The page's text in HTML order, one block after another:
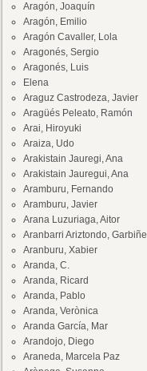
Aragón, Joaquín
Aragón, Emilio
Aragón Cavaller, Lola
Aragonés, Sergio
Aragonés, Luis
Elena
Araguz Castrodeza, Javier
Aragüés Peleato, Ramón
Arai, Hiroyuki
Araiza, Udo
Arakistain Jauregi, Ana
Arakistain Jauregui, Ana
Aramburu, Fernando
Aramburu, Javier
Arana Luzuriaga, Aitor
Aranbarri Ariztondo, Garbiñe
Aranburu, Xabier
Aranda, C.
Aranda, Ricard
Aranda, Pablo
Aranda, Verònica
Aranda García, Mar
Arandojo, Diego
Araneda, Marcela Paz